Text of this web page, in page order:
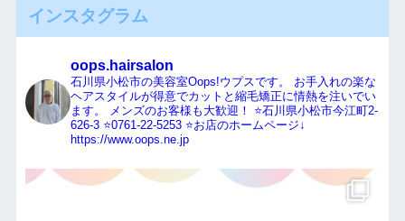
インスタグラム
oops.hairsalon
石川県小松市の美容室Oops!ウプスです。
お手入れの楽な
ヘアスタイルが得意でカットと縮毛矯正に情熱を注いでい
ます。
メンズのお客様も大歓迎！
⭐️石川県小松市今江町2-
626-3⭐️0761-22-5253⭐️お店のホームページ↓
https://www.oops.ne.jp